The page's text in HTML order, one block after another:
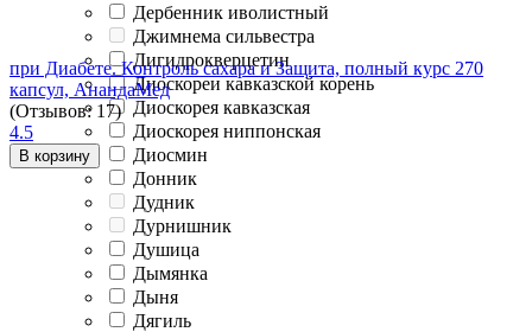
Дербенник иволистный
Джимнема сильвестра
Дигидрокверцетин
Диоскореи кавказской корень
Диоскорея кавказская
Диоскорея ниппонская
Диосмин
Донник
Дудник
Дурнишник
Душица
Дымянка
Дыня
Дягиль
при Диабете. Контроль сахара и Защита, полный курс 270
капсул, АнандаМед
(Отзывов: 17)
4.5
В корзину